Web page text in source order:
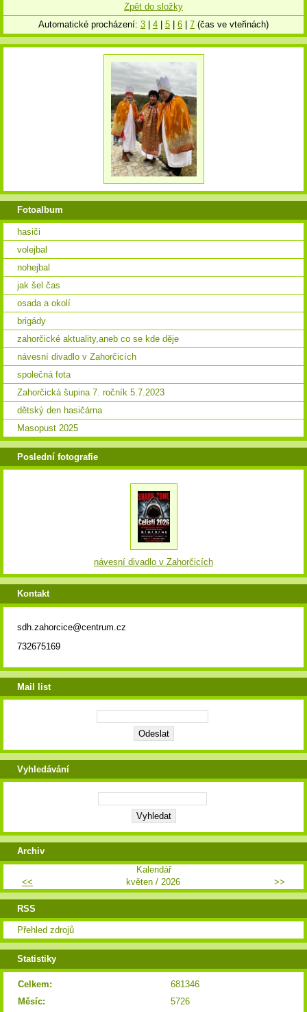
Zpět do složky
Automatické procházení: 3 4 5 6 7 (čas ve vteřinách)
Fotoalbum
hasiči
volejbal
nohejbal
jak šel čas
osada a okolí
brigády
zahorčické aktuality,aneb co se kde děje
návesní divadlo v Zahorčicích
společná fota
Zahorčická šupina 7. ročník 5.7.2023
dětský den hasičárna
Masopust 2025
Poslední fotografie
návesní divadlo v Zahorčicích
Kontakt
sdh.zahorcice@centrum.cz
732675169
Mail list
Vyhledávání
Archiv
Kalendář
<<
květen / 2026 >>
RSS
Přehled zdrojů
Statistiky
Celkem:
681346
Měsíc:
5726